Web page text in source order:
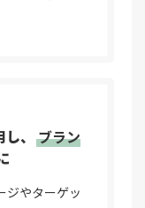
、 ブラン
ジやターゲッ